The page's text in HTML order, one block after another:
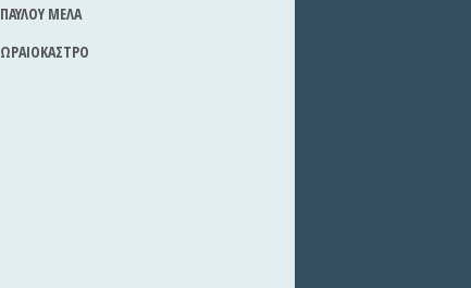
ΠΑΥΛΟΥ ΜΕΛΑ
ΩΡΑΙΟΚΑΣΤΡΟ